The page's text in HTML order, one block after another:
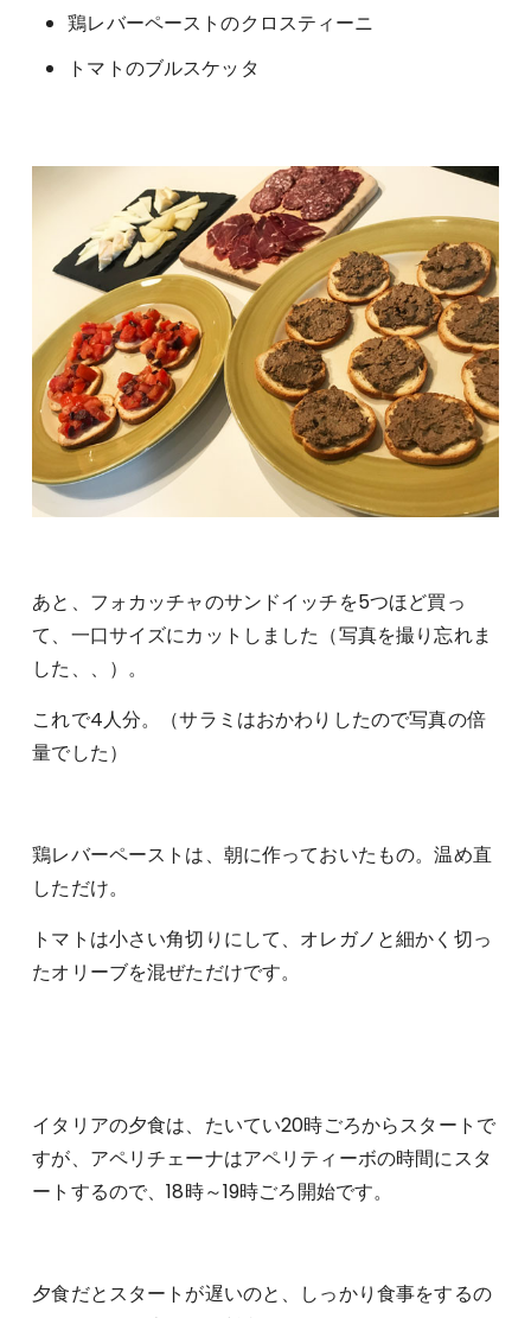
鶏レバーペーストのクロスティーニ
トマトのブルスケッタ
あと、フォカッチャのサンドイッチを5つほど買っ
て、一口サイズにカットしました（写真を撮り忘れま
した、、）。
これで4人分。（サラミはおかわりしたので写真の倍
量でした）
鶏レバーペーストは、朝に作っておいたもの。温め直
しただけ。
トマトは小さい角切りにして、オレガノと細かく切っ
たオリーブを混ぜただけです。
イタリアの夕食は、たいてい20時ごろからスタートで
すが、アペリチェーナはアペリティーボの時間にスタ
ートするので、18時～19時ごろ開始です。
夕食だとスタートが遅いのと、しっかり食事をするの